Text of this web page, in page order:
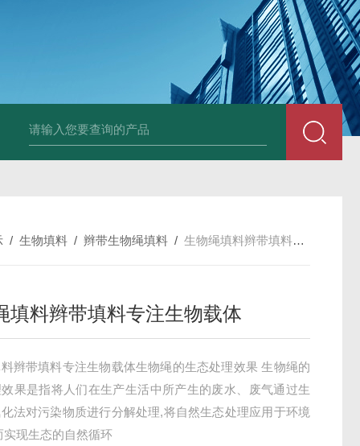
曝气器质量品质有保障 太阳能喷泉曝气机ZJ-TYP400-550-750-
/生物填料 /辫带生物绳填料 /生物绳填料辫带填料专注生物载体
填料辫带填料专注生物载体
辫带填料专注生物载体生物绳的生态处理效果 生物绳的
果是指将人们在生产生活中所产生的废水、废气通过生
法对污染物质进行分解处理,将自然生态处理应用于环境
实现生态的自然循环